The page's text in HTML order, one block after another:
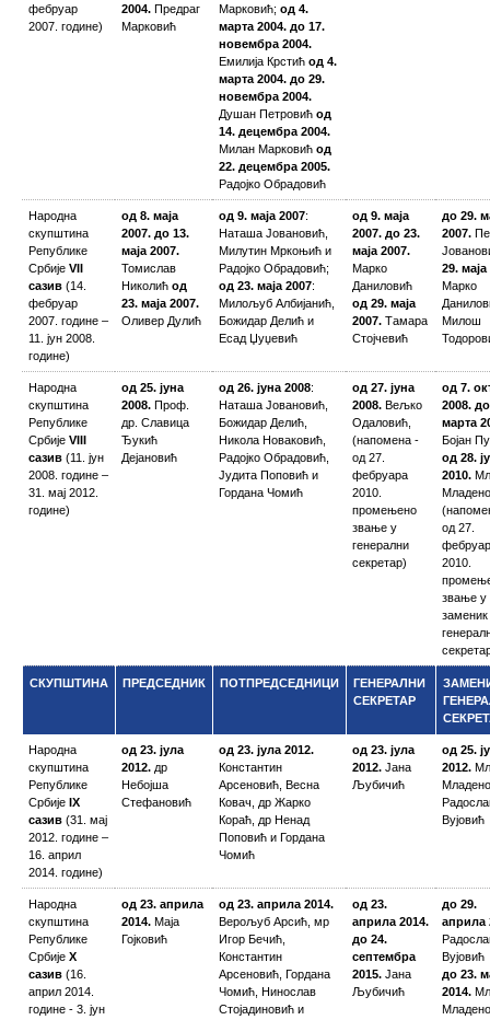
фебруар
2007. године)
2004. Предраг
Марковић
Марковић; од 4.
марта 2004. до 17.
новембра 2004.
Емилија Крстић од 4.
марта 2004. до 29.
новембра 2004.
Душан Петровић од
14. децембра 2004.
Милан Марковић од
22. децембра 2005.
Радојко Обрадовић
Народна
скупштина
Републике
Србије VII
сазив (14.
фебруар
2007. године –
11. јун 2008.
године)
од 8. маја
2007. до 13.
маја 2007.
Томислав
Николић од
23. маја 2007.
Оливер Дулић
од 9. маја 2007:
Наташа Јовановић,
Милутин Мркоњић и
Радојко Обрадовић;
од 23. маја 2007:
Милољуб Албијанић,
Божидар Делић и
Есад Џуџевић
од 9. маја
2007. до 23.
маја 2007.
Марко
Даниловић
од 29. маја
2007. Тамара
Стојчевић
до 29.
2007.
29. маја
Марко
Милош
Народна
скупштина
Републике
Србије VIII
сазив (11. јун
2008. године –
31. мај 2012.
године)
од 25. јуна
2008. Проф.
др. Славица
Ђукић
Дејановић
од 26. јуна 2008:
Наташа Јовановић,
Божидар Делић,
Никола Новаковић,
Радојко Обрадовић,
Јудита Поповић и
Гордана Чомић
од 27. јуна
2008. Вељко
Одаловић,
(напомена -
од 27.
фебруара
2010.
промењено
звање у
генерални
секретар)
од 7.
2008.
марта
Бојан
од 28.
2010.
од 27.
2010.
звање у
заменик
СКУПШТИНА ПРЕДСЕДНИК ПОТПРЕДСЕДНИЦИ
ГЕНЕРАЛНИ
СЕКРЕТАР
Народна
скупштина
Републике
Србије IX
сазив (31. мај
2012. године –
16. април
2014. године)
од 23. јула
2012. др
Небојша
Стефановић
од 23. јула 2012.
Константин
Арсеновић, Весна
Ковач, др Жарко
Кораћ, др Ненад
Поповић и Гордана
Чомић
од 23. јула
2012. Јана
Љубичић
од 25.
2012.
Вујовић
Народна
скупштина
Републике
Србије X
сазив (16.
април 2014.
године - 3. јун
од 23. априла
2014. Маја
Гојковић
од 23. априла 2014.
Верољуб Арсић, мр
Игор Бечић,
Константин
Арсеновић, Гордана
Чомић, Нинослав
Стојадиновић и
од 23.
априла 2014.
до 24.
септембра
2015. Јана
Љубичић
до 29.
априла
Вујовић
до 23.
2014.